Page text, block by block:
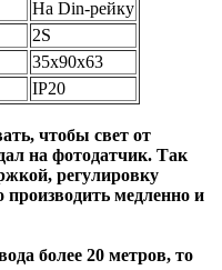
На Din-рейку
2S
35х90х63
IP20
чтобы свет от
на фотодатчик. Так
регулировку
производить медленно и
более 20 метров, то